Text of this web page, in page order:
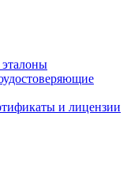
и лицензии